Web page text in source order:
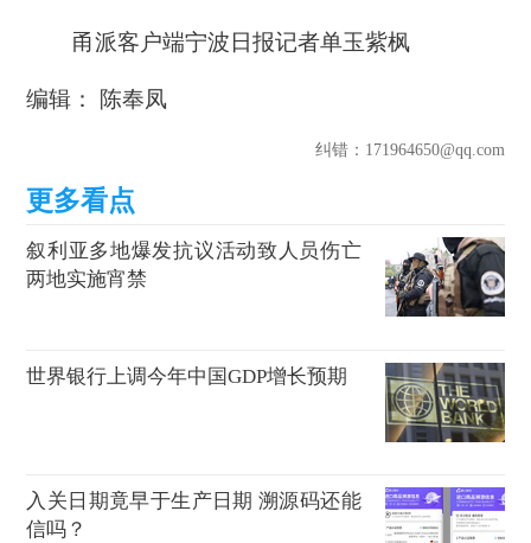
甬派客户端宁波日报记者单玉紫枫
编辑： 陈奉凤
纠错：171964650@qq.com
叙利亚多地爆发抗议活动致人员伤亡
两地实施宵禁
世界银行上调今年中国GDP增长预期
入关日期竟早于生产日期 溯源码还能
信吗？